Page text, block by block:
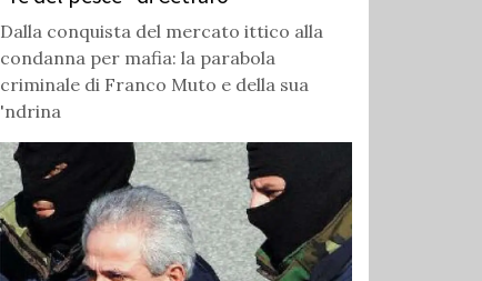
Dalla conquista del mercato ittico alla
condanna per mafia: la parabola
criminale di Franco Muto e della sua
'ndrina